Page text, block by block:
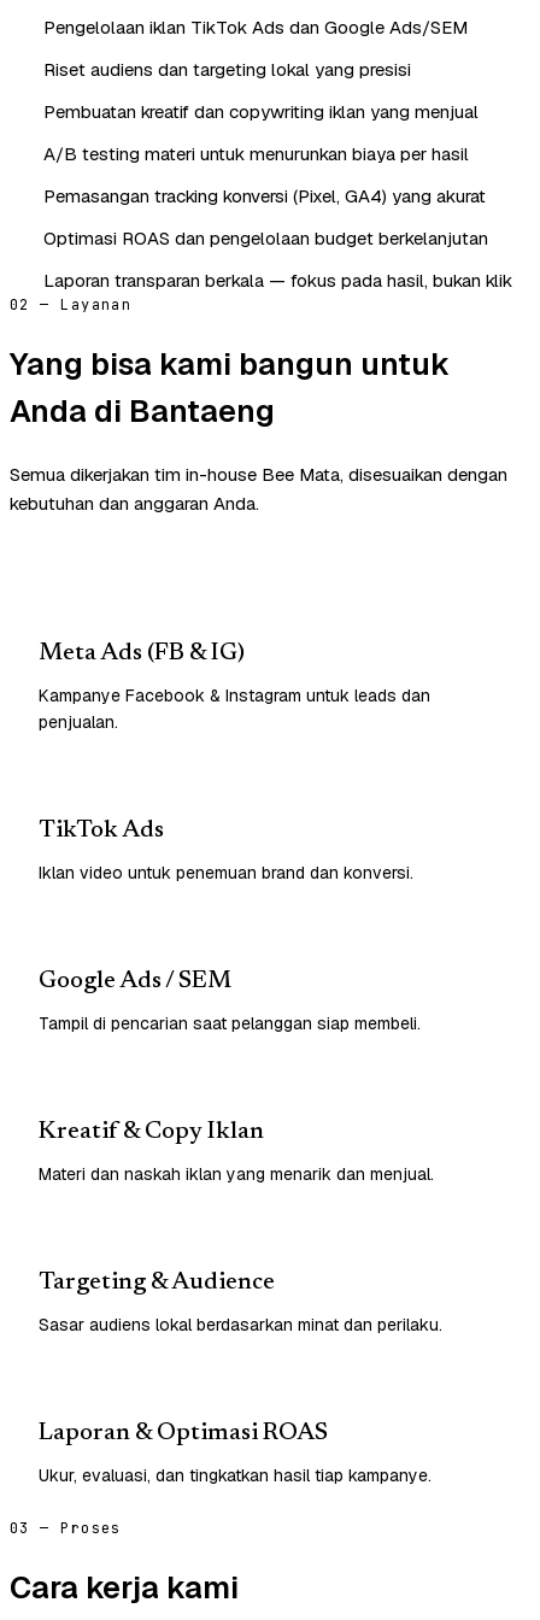
Pengelolaan iklan TikTok Ads dan Google Ads/SEM
Riset audiens dan targeting lokal yang presisi
Pembuatan kreatif dan copywriting iklan yang menjual
A/B testing materi untuk menurunkan biaya per hasil
Pemasangan tracking konversi (Pixel, GA4) yang akurat
Optimasi ROAS dan pengelolaan budget berkelanjutan
Laporan transparan berkala — fokus pada hasil, bukan klik
02 — Layanan
Yang bisa kami bangun untuk
Anda di Bantaeng
Semua dikerjakan tim in-house Bee Mata, disesuaikan dengan
kebutuhan dan anggaran Anda.
Meta Ads (FB & IG)
Kampanye Facebook & Instagram untuk leads dan
penjualan.
TikTok Ads
Iklan video untuk penemuan brand dan konversi.
Google Ads / SEM
Tampil di pencarian saat pelanggan siap membeli.
Kreatif & Copy Iklan
Materi dan naskah iklan yang menarik dan menjual.
Targeting & Audience
Sasar audiens lokal berdasarkan minat dan perilaku.
Laporan & Optimasi ROAS
Ukur, evaluasi, dan tingkatkan hasil tiap kampanye.
03 — Proses
Cara kerja kami